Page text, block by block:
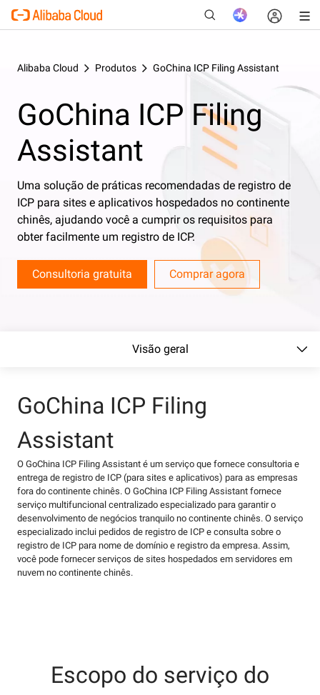
Alibaba Cloud Produtos GoChina ICP Filing Assistant
GoChina ICP Filing
Assistant
Uma solução de práticas recomendadas de registro de
ICP para sites e aplicativos hospedados no continente
chinês, ajudando você a cumprir os requisitos para
obter facilmente um registro de ICP.
Consultoria gratuita Comprar agora
Visão geral
GoChina ICP Filing
Assistant
O GoChina ICP Filing Assistant é um serviço que fornece consultoria e
entrega de registro de ICP (para sites e aplicativos) para as empresas
fora do continente chinês. O GoChina ICP Filing Assistant fornece
serviço multifuncional centralizado especializado para garantir o
desenvolvimento de negócios tranquilo no continente chinês. O serviço
especializado inclui pedidos de registro de ICP e consulta sobre o
registro de ICP para nome de domínio e registro da empresa. Assim,
você pode fornecer serviços de sites hospedados em servidores em
nuvem no continente chinês.
Escopo do serviço do